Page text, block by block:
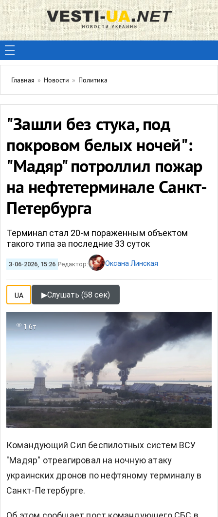
Главная » Новости » Политика
"Зашли без стука, под
покровом белых ночей":
"Мадяр" потроллил пожар
на нефтетерминале Санкт-
Петербурга
Терминал стал 20-м пораженным объектом
такого типа за последние 33 суток
3-06-2026, 15:26 Редактор: Оксана Линская
UA ▶Слушать (58 сек)
1.6т
Командующий Сил беспилотных систем ВСУ
"Мадяр" отреагировал на ночную атаку
украинских дронов по нефтяному терминалу в
Санкт-Петербурге.